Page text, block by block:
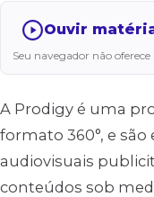
Ouvir
Seu navegador não
A Prodigy é uma
formato 360°, e
audiovisuais
conteúdos sob